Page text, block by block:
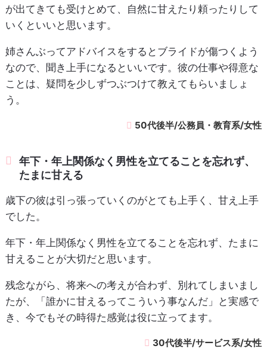
が出てきても受けとめて、自然に甘えたり頼ったりして
いくといいと思います。
姉さんぶってアドバイスをするとブライドが傷つくよう
なので、聞き上手になるといいです。彼の仕事や得意な
ことは、疑問を少しずつぶつけて教えてもらいましょ
う。
50代後半/公務員・教育系/女性
年下・年上関係なく男性を立てることを忘れず、
たまに甘える
歳下の彼は引っ張っていくのがとても上手く、甘え上手
でした。
年下・年上関係なく男性を立てることを忘れず、たまに
甘えることが大切だと思います。
残念ながら、将来への考えが合わず、別れてしまいまし
たが、「誰かに甘えるってこういう事なんだ」と実感で
き、今でもその時得た感覚は役に立ってます。
30代後半/サービス系/女性